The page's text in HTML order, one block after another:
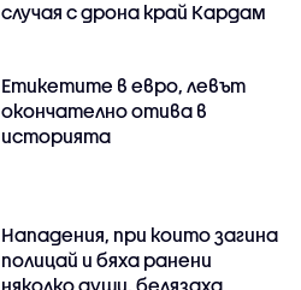
случая с дрона край Кардам
Етикетите в евро, левът
окончателно отива в
историята
Нападения, при които загина
полицай и бяха ранени
няколко души, белязаха